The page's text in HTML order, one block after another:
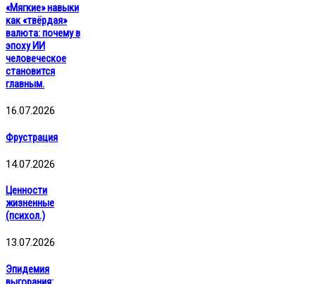
«Мягкие» навыки
как «твёрдая»
валюта: почему в
эпоху ИИ
человеческое
становится
главным.
16.07.2026
Фрустрация
14.07.2026
Ценности
жизненные
(психол.)
13.07.2026
Эпидемия